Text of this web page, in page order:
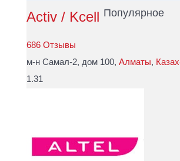
Activ / Kcell Популярное
686 Отзывы
м-н Самал-2, дом 100, Алматы,
1.31